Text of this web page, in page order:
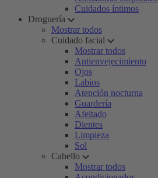
Cuidados íntimos
Droguería
Mostrar todos
Cuidado facial
Mostrar todos
Antienvejecimiento
Ojos
Labios
Atención nocturna
Guardería
Afeitado
Dientes
Limpieza
Sol
Cabello
Mostrar todos